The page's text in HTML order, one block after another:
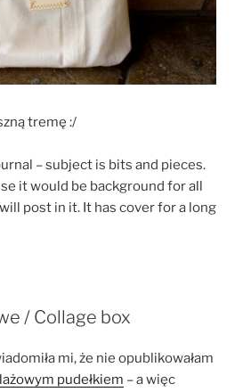
tremę :/
– subject is bits and pieces.
it would be background for all
post in it. It has cover for a long
/ Collage box
mi, że nie opublikowałam
pudełkiem – a więc